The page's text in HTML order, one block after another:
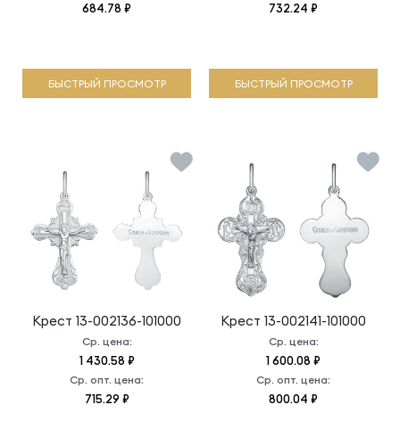
684.78 ₽
БЫСТРЫЙ ПРОСМОТР
732.24 ₽
БЫСТРЫЙ ПРОСМОТР
Крест 13-002136-101000
Ср. цена:
1 430.58 ₽
Ср. опт. цена:
715.29 ₽
Крест 13-002141-101000
Ср. цена:
1 600.08 ₽
Ср. опт. цена:
800.04 ₽